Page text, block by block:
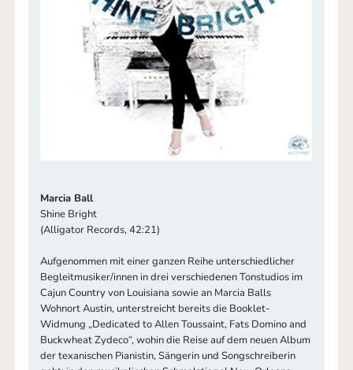
Marcia Ball
Shine Bright
(Alligator Records, 42:21)
Aufgenommen mit einer ganzen Reihe unterschiedlicher
Begleitmusiker/innen in drei verschiedenen Tonstudios im
Cajun Country von Louisiana sowie an Marcia Balls
Wohnort Austin, unterstreicht bereits die Booklet-
Widmung „Dedicated to Allen Toussaint, Fats Domino and
Buckwheat Zydeco“, wohin die Reise auf dem neuen Album
der texanischen Pianistin, Sängerin und Songschreiberin